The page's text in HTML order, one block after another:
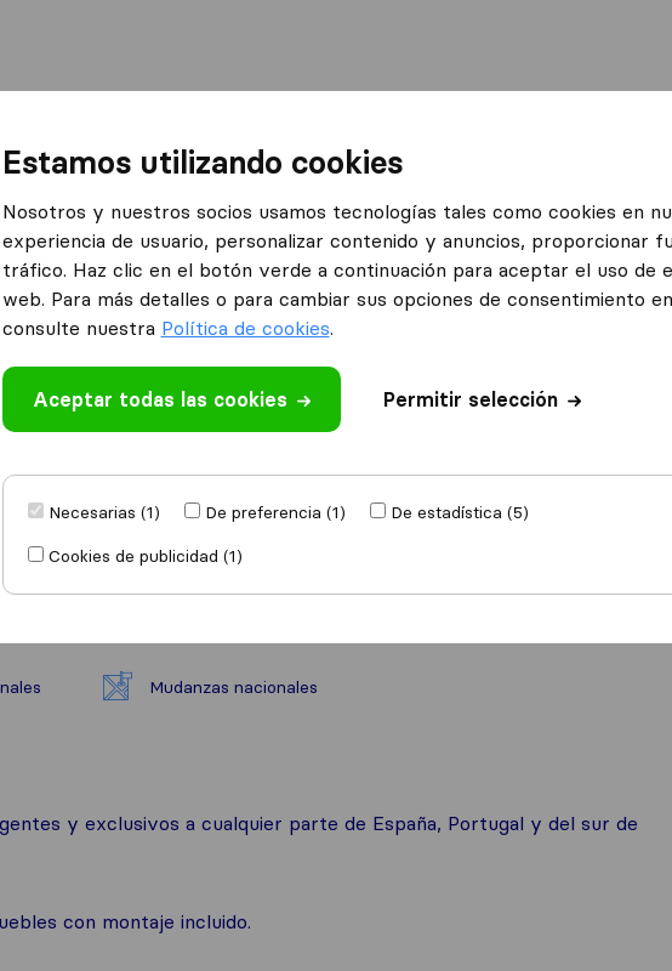
y Mudanzas
y Google
Transcurro con otras
Mudanzas nacionales
y exclusivos a cualquier parte de España, Portugal y del sur de
con montaje incluido.
Estamos utilizando cookies
Nosotros y nuestros socios usamos tecnologías tales como cookies en
experiencia de usuario, personalizar contenido y anuncios, proporcionar
tráfico. Haz clic en el botón verde a continuación para aceptar el uso de
web. Para más detalles o para cambiar sus opciones de consentimiento
consulte nuestra Política de cookies.
Aceptar todas las cookies Permitir selección
Necesarias (1) De preferencia (1)
De estadística (5)
Cookies de publicidad (1)